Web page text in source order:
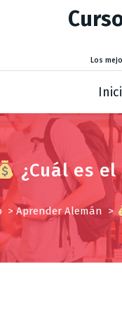
Los
¿Cuál es
>Aprender Alemán >